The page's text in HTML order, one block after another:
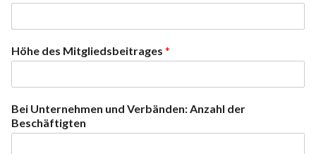
Höhe des Mitgliedsbeitrages *
Bei Unternehmen und Verbänden: Anzahl der
Beschäftigten